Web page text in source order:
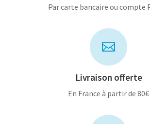
Par carte bancaire ou compte

Livraison offerte
En France à partir de 80€